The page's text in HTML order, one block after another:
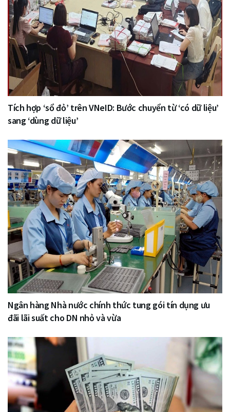
Tích hợp ‘sổ đỏ’ trên VNeID: Bước chuyển từ ‘có dữ liệu’
sang ‘dùng dữ liệu’
Ngân hàng Nhà nước chính thức tung gói tín dụng ưu
đãi lãi suất cho DN nhỏ và vừa